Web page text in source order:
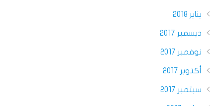
يناير 2018
ديسمبر 2017
نوفمبر 2017
أكتوبر 2017
سبتمبر 2017